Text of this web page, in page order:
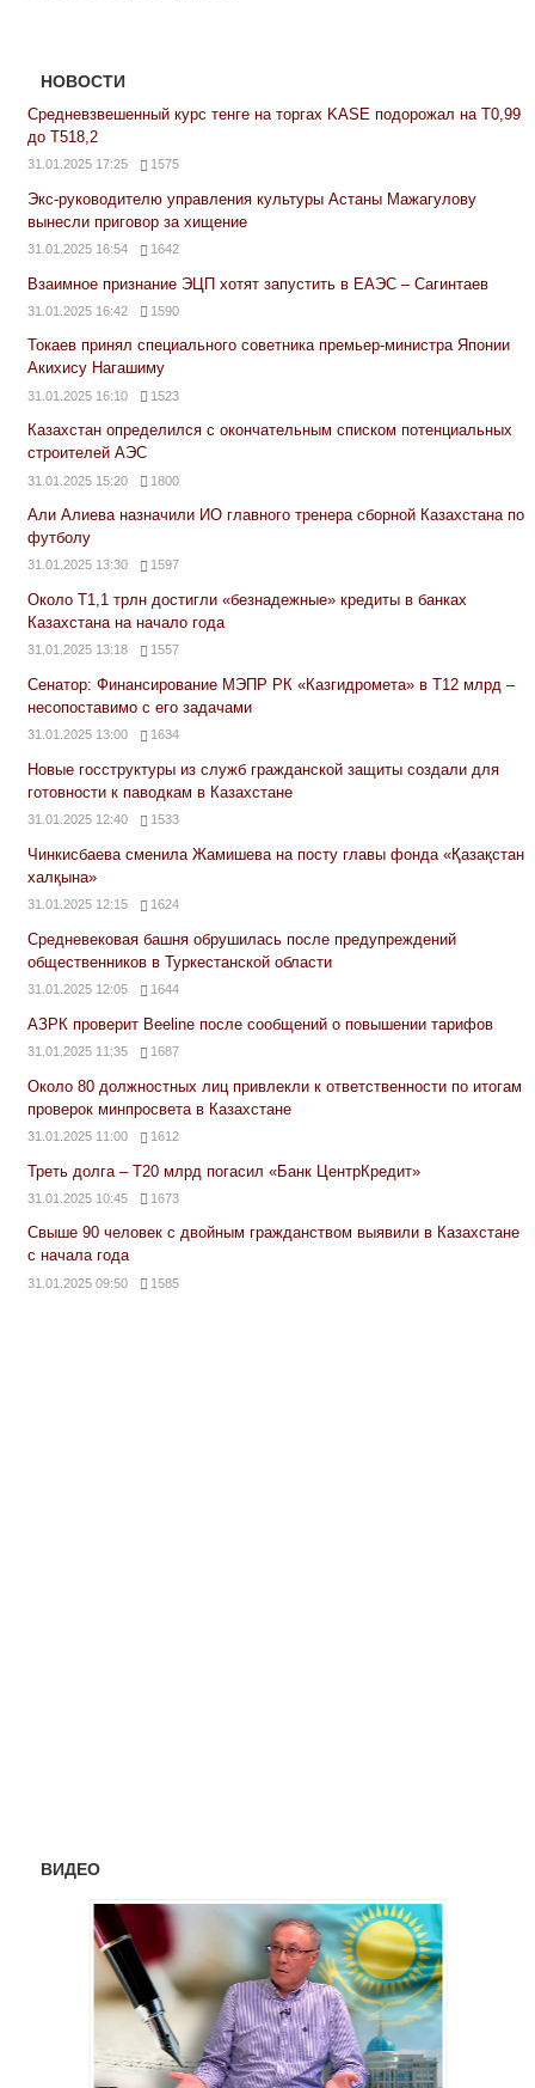
НОВОСТИ
Средневзвешенный курс тенге на торгах KASE подорожал на Т0,99
до Т518,2
31.01.2025 17:25 1575
Экс-руководителю управления культуры Астаны Мажагулову
вынесли приговор за хищение
31.01.2025 16:54 1642
Взаимное признание ЭЦП хотят запустить в ЕАЭС – Сагинтаев
31.01.2025 16:42 1590
Токаев принял специального советника премьер-министра Японии
Акихису Нагашиму
31.01.2025 16:10 1523
Казахстан определился с окончательным списком потенциальных
строителей АЭС
31.01.2025 15:20 1800
Али Алиева назначили ИО главного тренера сборной Казахстана по
футболу
31.01.2025 13:30 1597
Около Т1,1 трлн достигли «безнадежные» кредиты в банках
Казахстана на начало года
31.01.2025 13:18 1557
Сенатор: Финансирование МЭПР РК «Казгидромета» в Т12 млрд –
несопоставимо с его задачами
31.01.2025 13:00 1634
Новые госструктуры из служб гражданской защиты создали для
готовности к паводкам в Казахстане
31.01.2025 12:40 1533
Чинкисбаева сменила Жамишева на посту главы фонда «Қазақстан
халқына»
31.01.2025 12:15 1624
Средневековая башня обрушилась после предупреждений
общественников в Туркестанской области
31.01.2025 12:05 1644
АЗРК проверит Beeline после сообщений о повышении тарифов
31.01.2025 11:35 1687
Около 80 должностных лиц привлекли к ответственности по итогам
проверок минпросвета в Казахстане
31.01.2025 11:00 1612
Треть долга – Т20 млрд погасил «Банк ЦентрКредит»
31.01.2025 10:45 1673
Свыше 90 человек с двойным гражданством выявили в Казахстане
с начала года
31.01.2025 09:50 1585
ВИДЕО